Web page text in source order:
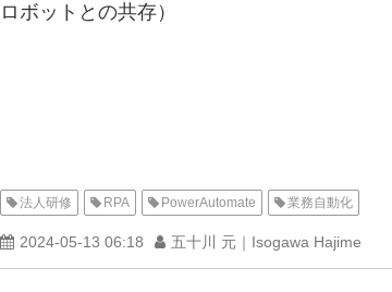
ロボットとの共存）
法人研修 RPA PowerAutomate 業務自動化
2024-05-13 06:18 五十川 元｜Isogawa Hajime